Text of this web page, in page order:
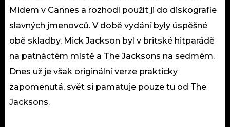
Midem v Cannes a rozhodl použít ji do diskografie
slavných jmenovců. V době vydání byly úspěšné
obě skladby, Mick Jackson byl v britské hitparádě
na patnáctém místě a The Jacksons na sedmém.
Dnes už je však originální verze prakticky
zapomenutá, svět si pamatuje pouze tu od The
Jacksons.